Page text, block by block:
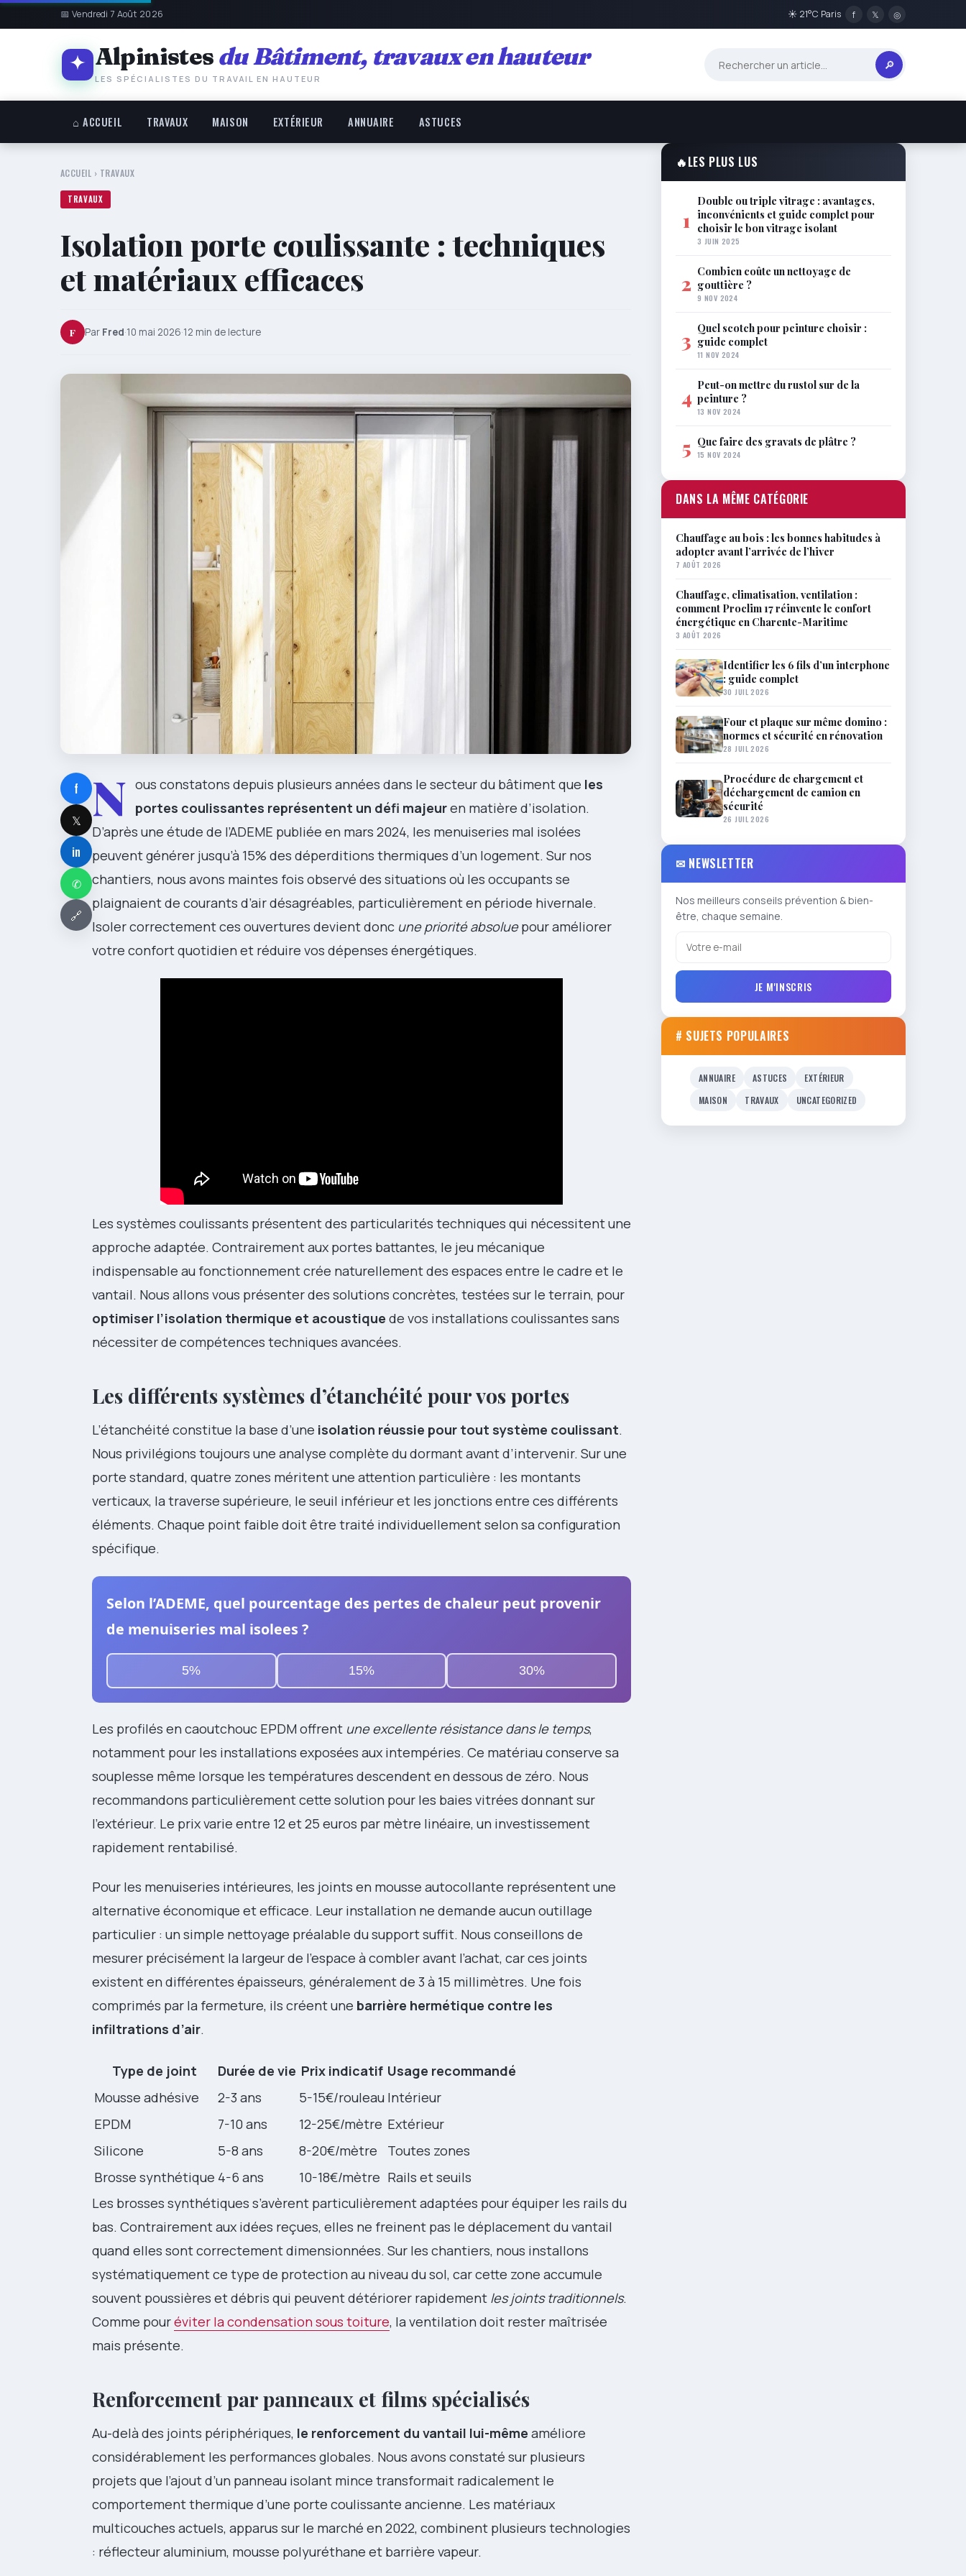
📅 Vendredi 7 Août 2026 ☀ 21°C Paris f 𝕏 ◎
Alpinistes du Bâtiment, travaux en hauteur
LES SPÉCIALISTES DU TRAVAIL EN HAUTEUR
🔎
⌂ ACCUEIL TRAVAUX MAISON EXTÉRIEUR ANNUAIRE ASTUCES
ACCUEIL › TRAVAUX
TRAVAUX
Isolation porte coulissante : techniques
et matériaux efficaces
F Par Fred·10 mai 2026·12 min de lecture
f
𝕏
in
✆
🔗
N ous constatons depuis plusieurs années dans le secteur du bâtiment que les
portes coulissantes représentent un défi majeuren matière d’isolation.
D’après une étude de l’ADEME publiée en mars 2024, les menuiseries mal isolées
peuvent générer jusqu’à 15% des déperditions thermiques d’un logement. Sur nos
chantiers, nous avons maintes fois observé des situations où les occupants se
plaignaient de courants d’air désagréables, particulièrement en période hivernale.
Isoler correctement ces ouvertures devient donc une priorité absoluepour améliorer
votre confort quotidien et réduire vos dépenses énergétiques.
Les systèmes coulissants présentent des particularités techniques qui nécessitent une
approche adaptée. Contrairement aux portes battantes, le jeu mécanique
indispensable au fonctionnement crée naturellement des espaces entre le cadre et le
vantail. Nous allons vous présenter des solutions concrètes, testées sur le terrain, pour
optimiser l’isolation thermique et acoustique de vos installations coulissantes sans
nécessiter de compétences techniques avancées.
Les différents systèmes d’étanchéité pour vos portes
L’étanchéité constitue la base d’une isolation réussie pour tout système coulissant.
Nous privilégions toujours une analyse complète du dormant avant d’intervenir. Sur une
porte standard, quatre zones méritent une attention particulière : les montants
verticaux, la traverse supérieure, le seuil inférieur et les jonctions entre ces différents
éléments. Chaque point faible doit être traité individuellement selon sa configuration
spécifique.
Selon l’ADEME, quel pourcentage des pertes de chaleur peut provenir
de menuiseries mal isolees ?
5% 15% 30%
Les profilés en caoutchouc EPDM offrent une excellente résistance dans le temps,
notamment pour les installations exposées aux intempéries. Ce matériau conserve sa
souplesse même lorsque les températures descendent en dessous de zéro. Nous
recommandons particulièrement cette solution pour les baies vitrées donnant sur
l’extérieur. Le prix varie entre 12 et 25 euros par mètre linéaire, un investissement
rapidement rentabilisé.
Pour les menuiseries intérieures, les joints en mousse autocollante représentent une
alternative économique et efficace. Leur installation ne demande aucun outillage
particulier : un simple nettoyage préalable du support suffit. Nous conseillons de
mesurer précisément la largeur de l’espace à combler avant l’achat, car ces joints
existent en différentes épaisseurs, généralement de 3 à 15 millimètres. Une fois
comprimés par la fermeture, ils créent une barrière hermétique contre les
infiltrations d’air.
Type de joint Durée de vie Prix indicatif Usage recommandé
Mousse adhésive
2-3 ans 5-15€/rouleau Intérieur
EPDM
7-10 ans 12-25€/mètre Extérieur
Silicone
5-8 ans 8-20€/mètre
Toutes zones
Brosse synthétique 4-6 ans 10-18€/mètre Rails et seuils
Les brosses synthétiques s’avèrent particulièrement adaptées pour équiper les rails du
bas. Contrairement aux idées reçues, elles ne freinent pas le déplacement du vantail
quand elles sont correctement dimensionnées. Sur les chantiers, nous installons
systématiquement ce type de protection au niveau du sol, car cette zone accumule
souvent poussières et débris qui peuvent détériorer rapidement les joints traditionnels.
Comme pouréviter la condensation sous toiture, la ventilation doit rester maîtrisée
mais présente.
Renforcement par panneaux et films spécialisés
Au-delà des joints périphériques, le renforcement du vantail lui-même améliore
considérablement les performances globales. Nous avons constaté sur plusieurs
projets que l’ajout d’un panneau isolant mince transformait radicalement le
comportement thermique d’une porte coulissante ancienne. Les matériaux
multicouches actuels, apparus sur le marché en 2022, combinent plusieurs technologies
: réflecteur aluminium, mousse polyuréthane et barrière vapeur.
🔥LES PLUS LUS
1
Double ou triple vitrage : avantages,
inconvénients et guide complet pour
choisir le bon vitrage isolant
3 JUIN 2025
2 Combien coûte un nettoyage de
gouttière ?
9 NOV 2024
3 Quel scotch pour peinture choisir :
guide complet
11 NOV 2024
4 Peut-on mettre du rustol sur de la
peinture ?
13 NOV 2024
5 Que faire des gravats de plâtre ?
15 NOV 2024
DANS LA MÊME CATÉGORIE
Chauffage au bois : les bonnes habitudes à
adopter avant l’arrivée de l’hiver
7 AOÛT 2026
Chauffage, climatisation, ventilation :
comment Proclim 17 réinvente le confort
énergétique en Charente-Maritime
3 AOÛT 2026
Identifier les 6 fils d’un interphone
: guide complet
30 JUIL 2026
Four et plaque sur même domino :
normes et sécurité en rénovation
28 JUIL 2026
Procédure de chargement et
déchargement de camion en
sécurité
26 JUIL 2026
✉ NEWSLETTER
Nos meilleurs conseils prévention & bien-
être, chaque semaine.
JE M'INSCRIS
# SUJETS POPULAIRES
ANNUAIRE ASTUCES
EXTÉRIEUR
MAISON
TRAVAUX UNCATEGORIZED